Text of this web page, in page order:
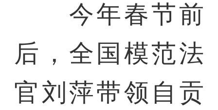
今年春节前
后，全国模范法
官刘萍带领自贡